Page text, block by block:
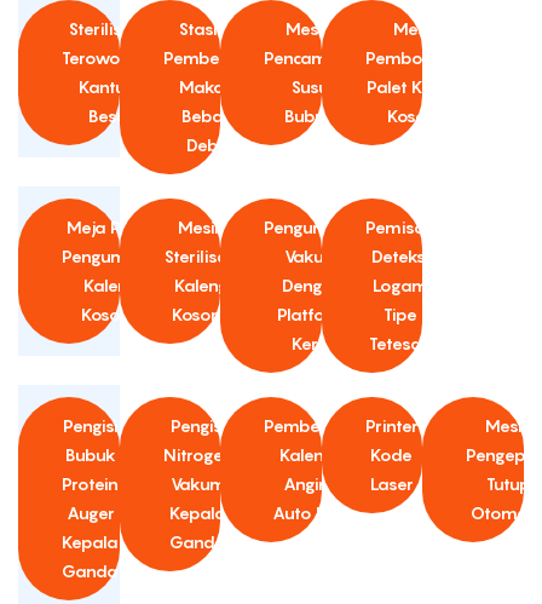
Sterilisator
Terowongan
Kantung
Besar
Stasiun
Pemberian
Makan
Bebas
Debu
Mesin
Pencampur
Susu
Bubuk
Mesin
Pembongkar
Palet Kaleng
Kosong
Meja Putar
Pengumpan
Kaleng
Kosong
Mesin
Sterilisasi
Kaleng
Kosong
Pengumpan
Vakum
Dengan
Platform
Kerja
Pemisah
Deteksi
Logam
Tipe
Tetesan
Pengisi
Bubuk
Protein
Auger
Kepala
Ganda
Pengisi
Nitrogen
Vakum
Kepala
Ganda
Pembersih
Kaleng
Angin
Auto Ion
Printer
Kode
Laser
Mesin
Tutup